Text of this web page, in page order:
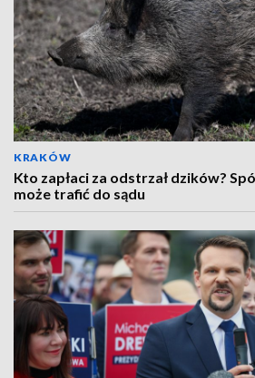
KRAKÓW
Kto zapłaci za odstrzał dzików?
może trafić do sądu